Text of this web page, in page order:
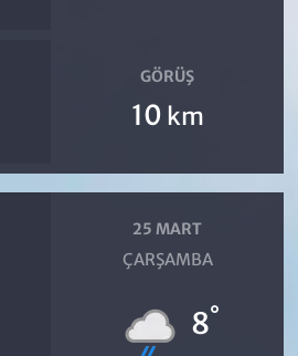
GÖRÜŞ
10 km
25 MART
ÇARŞAMBA
8°